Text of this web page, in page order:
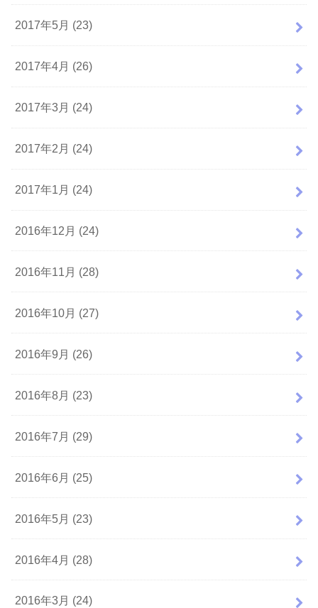
2017年5月 (23)
2017年4月 (26)
2017年3月 (24)
2017年2月 (24)
2017年1月 (24)
2016年12月 (24)
2016年11月 (28)
2016年10月 (27)
2016年9月 (26)
2016年8月 (23)
2016年7月 (29)
2016年6月 (25)
2016年5月 (23)
2016年4月 (28)
2016年3月 (24)